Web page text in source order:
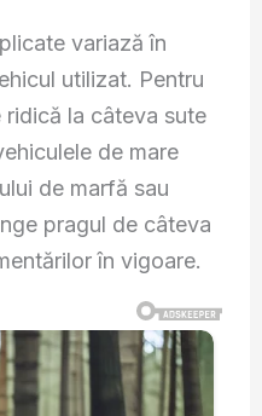
variază în
utilizat. Pentru
ridică la câteva sute
de mare
de marfă sau
pragul de câteva
în vigoare.